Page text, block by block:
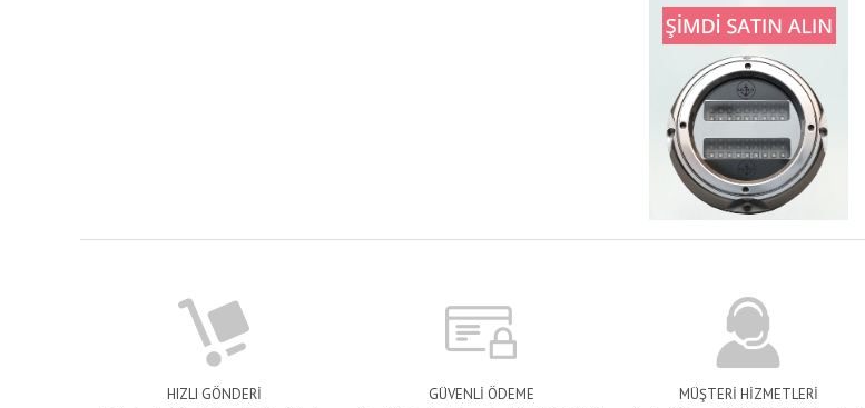
HIZLI GÖNDERİ
GÜVENLİ ÖDEME
MÜŞTERİ HİZMETLERİ